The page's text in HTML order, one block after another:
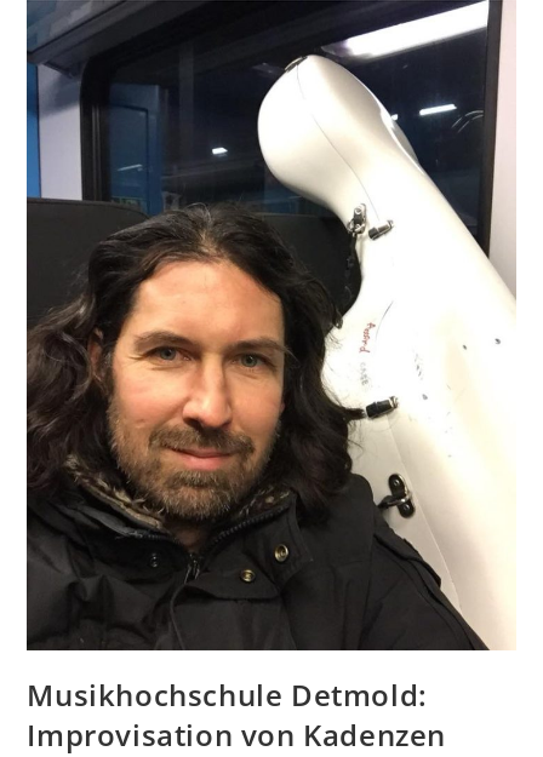
Musikhochschule Detmold:
Improvisation von Kadenzen